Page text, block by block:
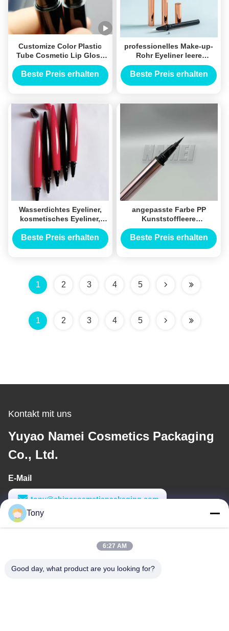
Customize Color Plastic
Tube Cosmetic Lip Gloss
Brilliant Pen Packaging
Shell Makeup Eyeliner Glue
Beste Preis erhalten
professionelles Make-up-
Rohr Eyeliner leere
Verpackung Schaukelperle
flüssiges Gold Eyeliner-
Beste Preis erhalten
Wasserdichtes Eyeliner,
kosmetisches Eyeliner,
Logo-Druck
Beste Preis erhalten
angepasste Farbe PP
Kunststoffleere
Verpackung
Schaukelperlen Flüssigkeit
Beste Preis erhalten
1 2 3 4 5
1 2 3 4 5
Kontakt mit uns
Yuyao Namei Cosmetics Packaging
Co., Ltd.
E-Mail
tony@chinacosmeticpackaging.com
Arbeitszeit
Tony
6:27 AM
Good day, what product are you looking for?